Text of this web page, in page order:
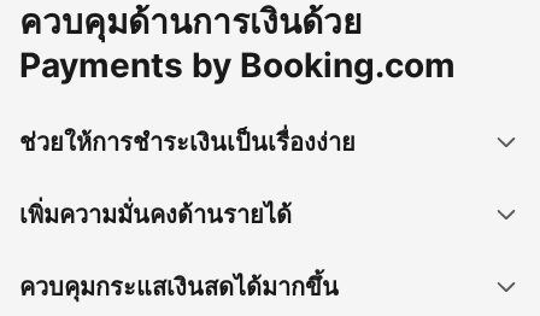
ควบคุมด้านการเงินด้วย
Payments by Booking.com
ช่วยให้การชำระเงินเป็นเรื่องง่าย
เพิ่มความมั่นคงด้านรายได้
ควบคุมกระแสเงินสดได้มากขึ้น